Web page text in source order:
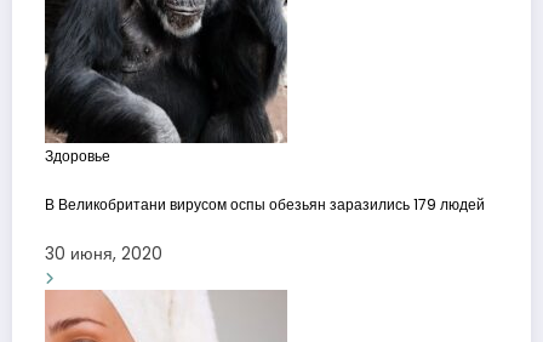
Здоровье
В Великобритани вирусом оспы обезьян заразились 179 людей
30 июня, 2020